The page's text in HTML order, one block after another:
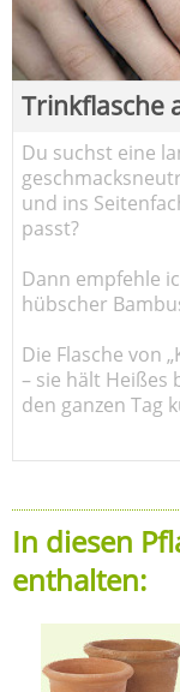
Trinkflasche
Du suchst eine
und ins
passt?
Dann empfehle
hübscher
Die Flasche von
– sie hält Heißes
den ganzen Tag
In diesen
enthalten: